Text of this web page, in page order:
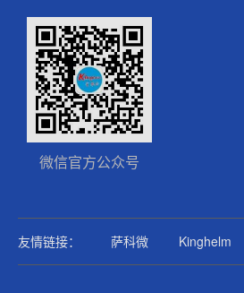
微信官方公众号
友情链接： 萨科微 Kinghelm